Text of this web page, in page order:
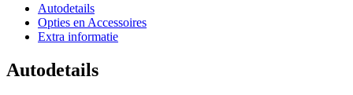
Autodetails
Opties en Accessoires
Extra informatie
Autodetails